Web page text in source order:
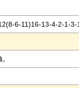
6-11)16-13-4-2-1-